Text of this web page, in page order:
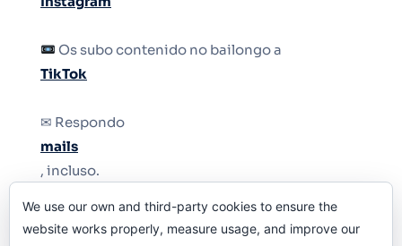
Os subo contenido no bailongo a
TikTok
✉ Respondo
mails
, incluso.
Y si una persona no puede tener teléfono, que
le quiten el teléfono.
We use our own and third-party cookies to ensure the
website works properly, measure usage, and improve our